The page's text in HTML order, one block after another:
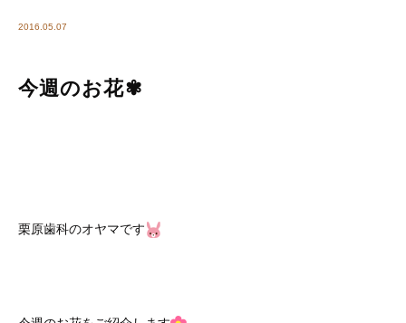
2016.05.07
今週のお花✾
栗原歯科のオヤマです